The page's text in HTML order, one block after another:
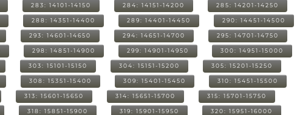
283: 14101-14150 284: 14151-14200 285: 14201-14250
288: 14351-14400 289: 14401-14450 290: 14451-14500
293: 14601-14650 294: 14651-14700 295: 14701-14750
298: 14851-14900 299: 14901-14950 300: 14951-15000
303: 15101-15150 304: 15151-15200 305: 15201-15250
308: 15351-15400 309: 15401-15450 310: 15451-15500
313: 15601-15650 314: 15651-15700 315: 15701-15750
318: 15851-15900 319: 15901-15950 320: 15951-16000